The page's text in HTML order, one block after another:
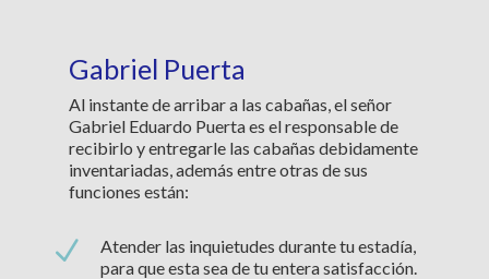
Gabriel Puerta
Al instante de arribar a las cabañas, el señor
Gabriel Eduardo Puerta es el responsable de
recibirlo y entregarle las cabañas debidamente
inventariadas, además entre otras de sus
funciones están:
N
Atender las inquietudes durante tu estadía,
para que esta sea de tu entera satisfacción.